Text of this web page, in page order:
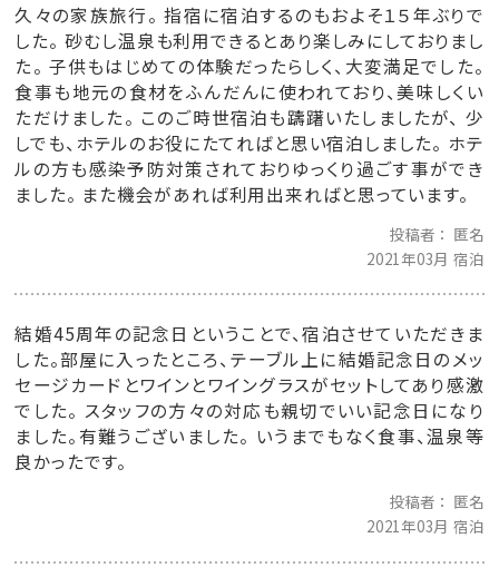
久々の家族旅行。 指宿に宿泊するのもおよそ１５年ぶりで
した。 砂むし温泉も利用できるとあり楽しみにしておりまし
た。 子供もはじめての体験だったらしく、大変満足でした。
食事も地元の食材をふんだんに使われており、美味しくい
ただけました。 このご時世宿泊も躊躇いたしましたが、 少
しでも、ホテルのお役にたてればと思い宿泊しました。 ホテ
ルの方も感染予防対策されておりゆっくり過ごす事ができ
ました。 また機会があれば利用出来ればと思っています。
投稿者
匿名
2021年03月 宿泊
結婚45周年の記念日ということで、宿泊させていただきま
した。部屋に入ったところ、テーブル上に結婚記念日のメッ
セージカードとワインとワイングラスがセットしてあり感激
でした。 スタッフの方々の対応も親切でいい記念日になり
ました。有難うございました。 いうまでもなく食事、温泉等
良かったです。
投稿者
匿名
2021年03月 宿泊